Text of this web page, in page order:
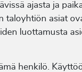
ajasta ja
taloyhtiön asiat
luottamusta
henkilö.